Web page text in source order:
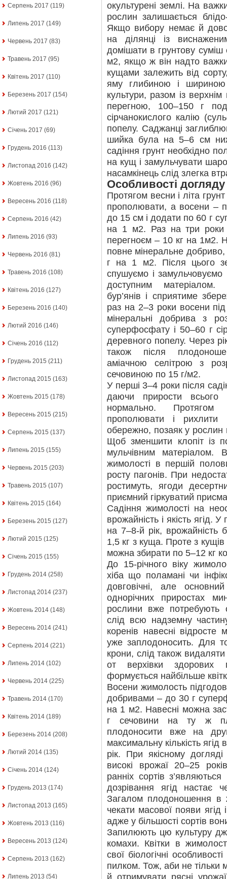
Серпень 2017 (119)
Липень 2017 (149)
Червень 2017 (83)
Травень 2017 (95)
Квітень 2017 (110)
Березень 2017 (154)
Лютий 2017 (121)
Січень 2017 (69)
Грудень 2016 (113)
Листопад 2016 (142)
Жовтень 2016 (96)
Вересень 2016 (118)
Серпень 2016 (42)
Липень 2016 (93)
Червень 2016 (81)
Травень 2016 (108)
Квітень 2016 (127)
Березень 2016 (140)
Лютий 2016 (146)
Січень 2016 (112)
Грудень 2015 (211)
Листопад 2015 (163)
Жовтень 2015 (178)
Вересень 2015 (215)
Серпень 2015 (137)
Липень 2015 (155)
Червень 2015 (203)
Травень 2015 (107)
Квітень 2015 (164)
Березень 2015 (127)
Лютий 2015 (125)
Січень 2015 (155)
Грудень 2014 (258)
Листопад 2014 (237)
Жовтень 2014 (148)
Вересень 2014 (241)
Серпень 2014 (221)
Липень 2014 (102)
Червень 2014 (225)
Травень 2014 (170)
Квітень 2014 (189)
Березень 2014 (208)
Лютий 2014 (135)
Січень 2014 (124)
Грудень 2013 (174)
Листопад 2013 (165)
Жовтень 2013 (116)
Вересень 2013 (124)
Серпень 2013 (162)
Липень 2013 (54)
окультурені землі. На
рослин залишається
Якщо вибору немає й
на ділянці із
домішати в грунтову суміш
м2, якщо ж він надто
кущами залежить від
яму глибиною і
культури, разом із
перегною, 100–150 г
сірчанокислого калію
попелу. Саджанці
шийка була на 5–6 см
садіння грунт необхідно
на кущ і замульчувати
насамкінець слід злегка
Особливості догляду
Протягом весни і літа
прополювати, а восени –
до 15 см і додати по 60 г
на 1 м2. Раз на три роки
перегноєм – 10 кг на 1м2.
повне мінеральне
г на 1 м2. Після цього
спушуємо і
доступним матеріалом.
бур’янів і сприятиме
раз на 2–3 роки восени
мінеральні добрива з
суперфосфату і 50–60 г
деревного попелу. Через
також після
аміачною селітрою з
сечовиною по 15 г/м2.
У перші 3–4 роки після
даючи прирости
нормально. Протягом
прополювати і
обережно, позаяк у рослин
Щоб зменшити клопіт із
мульчівним матеріалом.
жимолості в першій
росту пагонів. При
ростимуть, ягоди
приємний гіркуватий
Садіння жимолості на
врожайність і якість ягід.
на 7–8-й рік, врожайність
1,5 кг з куща. Проте з кущів
можна збирати по 5–12 кг
До 15-річного віку
хіба що поламані чи
довговічні, але
однорічних приростах
рослини вже потребують
слід всю надземну
коренів навесні
уже заплодоносить. Для
крони, слід також
от верхівки здорових
формується найбільше
Восени жимолость
добривами – до 30 г
на 1 м2. Навесні можна
г сечовини на ту ж
плодоносити вже на
максимальну кількість
рік. При якісному
високі врожаї 20–25
ранніх сортів
дозрівання ягід настає
Загалом плодоношення в
чекати масової появи ягід
адже у більшості сортів
Запилюють цю культуру
комахи. Квітки в
свої біологічні
пилком. Тож, аби не тільки
й отримувати рясні